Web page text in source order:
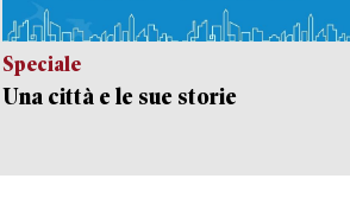
Speciale
Una città e le sue storie